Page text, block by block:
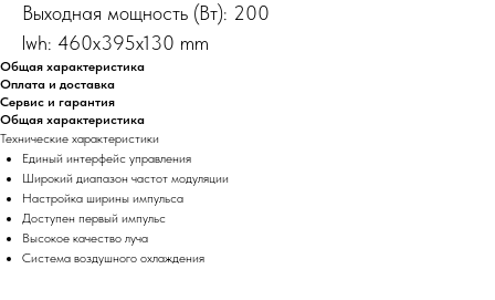
Выходная мощность (Вт): 200
lwh: 460x395x130 mm
Общая характеристика
Оплата и доставка
Сервис и гарантия
Общая характеристика
Технические характеристики
Единый интерфейс управления
Широкий диапазон частот модуляции
Настройка ширины импульса
Доступен первый импульс
Высокое качество луча
Система воздушного охлаждения